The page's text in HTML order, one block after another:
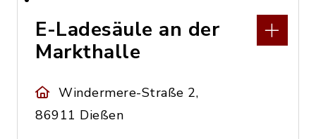
E-Ladesäule an der
Markthalle
Windermere-Straße 2,
86911 Dießen